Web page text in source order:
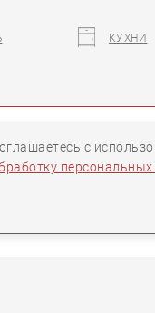
с
КУХНИ
Партнеры